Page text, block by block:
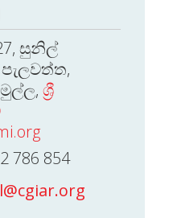
සුනිල්
ශ්‍රී
786 854